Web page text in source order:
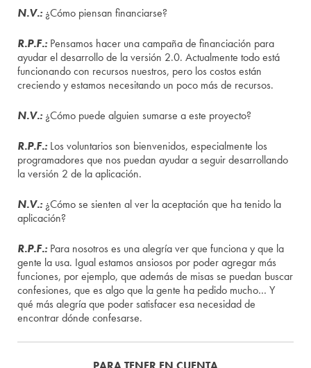
N.V.: ¿Cómo piensan financiarse?
R.P.F.: Pensamos hacer una campaña de financiación para
ayudar el desarrollo de la versión 2.0. Actualmente todo está
funcionando con recursos nuestros, pero los costos están
creciendo y estamos necesitando un poco más de recursos.
N.V.: ¿Cómo puede alguien sumarse a este proyecto?
R.P.F.: Los voluntarios son bienvenidos, especialmente los
programadores que nos puedan ayudar a seguir desarrollando
la versión 2 de la aplicación.
N.V.: ¿Cómo se sienten al ver la aceptación que ha tenido la
aplicación?
R.P.F.: Para nosotros es una alegría ver que funciona y que la
gente la usa. Igual estamos ansiosos por poder agregar más
funciones, por ejemplo, que además de misas se puedan buscar
confesiones, que es algo que la gente ha pedido mucho… Y
qué más alegría que poder satisfacer esa necesidad de
encontrar dónde confesarse.